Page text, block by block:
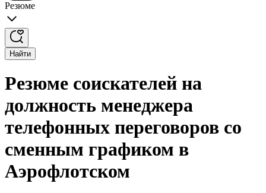
Резюме
Найти
Резюме соискателей на
должность менеджера
телефонных переговоров со
сменным графиком в
Аэрофлотском